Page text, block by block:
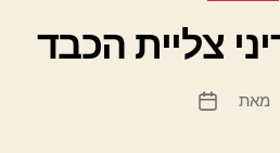
צליית הכבד
מאת
תאריך